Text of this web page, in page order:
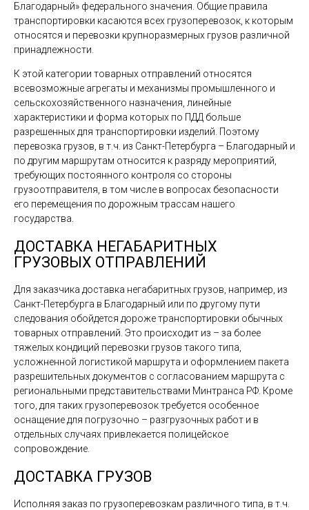
Благодарный» федерального значения. Общие правила
транспортировки касаются всех грузоперевозок, к которым
относятся и перевозки крупноразмерных грузов различной
принадлежности.
К этой категории товарных отправлений относятся
всевозможные агрегаты и механизмы промышленного и
сельскохозяйственного назначения, линейные
характеристики и форма которых по ПДД больше
разрешенных для транспортировки изделий. Поэтому
перевозка грузов, в т.ч. из Санкт-Петербурга – Благодарный и
по другим маршрутам относится к разряду мероприятий,
требующих постоянного контроля со стороны
грузоотправителя, в том числе в вопросах безопасности
его перемещения по дорожным трассам нашего
государства.
ДОСТАВКА НЕГАБАРИТНЫХ
ГРУЗОВЫХ ОТПРАВЛЕНИЙ
Для заказчика доставка негабаритных грузов, например, из
Санкт-Петербурга в Благодарный или по другому пути
следования обойдется дороже транспортировки обычных
товарных отправлений. Это происходит из – за более
тяжелых кондиций перевозки грузов такого типа,
усложненной логистикой маршрута и оформлением пакета
разрешительных документов с согласованием маршрута с
региональными представительствами Минтранса РФ. Кроме
того, для таких грузоперевозок требуется особенное
оснащение для погрузочно – разгрузочных работ и в
отдельных случаях привлекается полицейское
сопровождение.
ДОСТАВКА ГРУЗОВ
Исполняя заказ по грузоперевозкам различного типа, в т.ч.